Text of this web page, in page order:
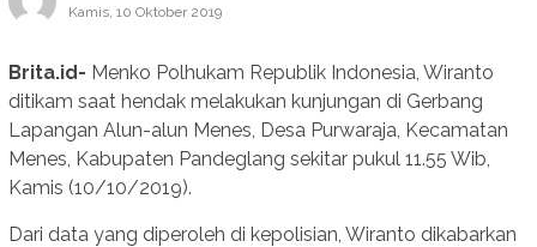
Kamis, 10 Oktober 2019
Brita.id- Menko Polhukam Republik Indonesia, Wiranto
ditikam saat hendak melakukan kunjungan di Gerbang
Lapangan Alun-alun Menes, Desa Purwaraja, Kecamatan
Menes, Kabupaten Pandeglang sekitar pukul 11.55 Wib,
Kamis (10/10/2019).
Dari data yang diperoleh di kepolisian, Wiranto dikabarkan